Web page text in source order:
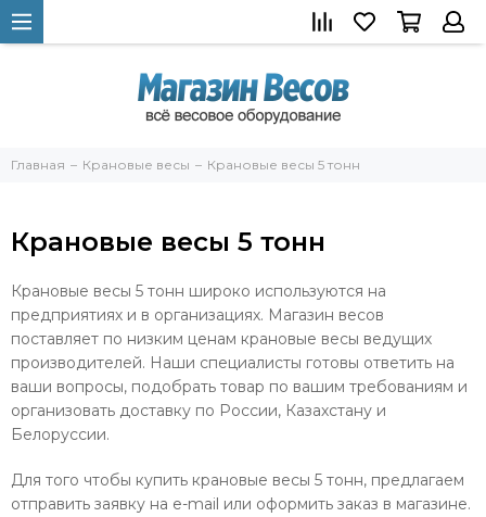
Главная Крановые весы Крановые весы 5 тонн
Крановые весы 5 тонн
Крановые весы 5 тонн широко используются на
предприятиях и в организациях. Магазин весов
поставляет по низким ценам крановые весы ведущих
производителей. Наши специалисты готовы ответить на
ваши вопросы, подобрать товар по вашим требованиям и
организовать доставку по России, Казахстану и
Белоруссии.
Для того чтобы купить крановые весы 5 тонн, предлагаем
отправить заявку на e-mail или оформить заказ в магазине.